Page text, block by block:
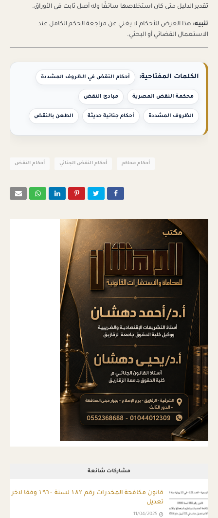
تقدير الدليل متى كان استخلاصها سائغًا وله أصل ثابت في الأوراق.
تنبيه: هذا العرض للأحكام لا يغني عن مراجعة الحكم الكامل عند
الاستعمال القضائي أو البحثي.
الكلمات المفتاحية: أحكام النقض في الظروف المشددة
محكمة النقض المصرية مبادئ النقض
الظروف المشددة أحكام جنائية حديثة الطعن بالنقض
أحكام النقض أحكام النقض الجنائي أحكام محاكم
مشاركات شائعة
قانون مكافحة المخدرات رقم ۱۸۲ لسنة ۱۹٦۰ وفقا لاخر
تعديل
11/04/2025